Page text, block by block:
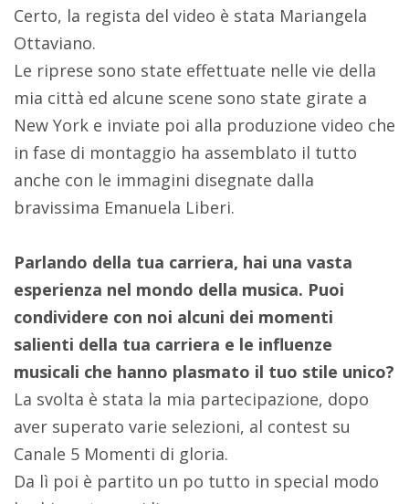
Certo, la regista del video è stata Mariangela
Ottaviano.
Le riprese sono state effettuate nelle vie della
mia città ed alcune scene sono state girate a
New York e inviate poi alla produzione video che
in fase di montaggio ha assemblato il tutto
anche con le immagini disegnate dalla
bravissima Emanuela Liberi.
Parlando della tua carriera, hai una vasta
esperienza nel mondo della musica. Puoi
condividere con noi alcuni dei momenti
salienti della tua carriera e le influenze
musicali che hanno plasmato il tuo stile unico?
La svolta è stata la mia partecipazione, dopo
aver superato varie selezioni, al contest su
Canale 5 Momenti di gloria.
Da lì poi è partito un po tutto in special modo